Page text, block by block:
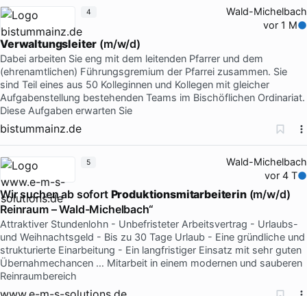
Wald-Michelbach
vor 1 M
Verwaltungsleiter (m/w/d)
Dabei arbeiten Sie eng mit dem leitenden Pfarrer und dem
(ehrenamtlichen) Führungsgremium der Pfarrei zusammen. Sie
sind Teil eines aus 50 Kolleginnen und Kollegen mit gleicher
Aufgabenstellung bestehenden Teams im Bischöflichen Ordinariat.
Diese Aufgaben erwarten Sie
bistummainz.de
4
Wald-Michelbach
vor 4 T
Wir suchen ab sofort Produktionsmitarbeiterin(m/w/d)
Reinraum – Wald-Michelbach“
Attraktiver Stundenlohn - Unbefristeter Arbeitsvertrag - Urlaubs-
und Weihnachtsgeld - Bis zu 30 Tage Urlaub - Eine gründliche und
strukturierte Einarbeitung - Ein langfristiger Einsatz mit sehr guten
Übernahmechancen … Mitarbeit in einem modernen und sauberen
Reinraumbereich
5